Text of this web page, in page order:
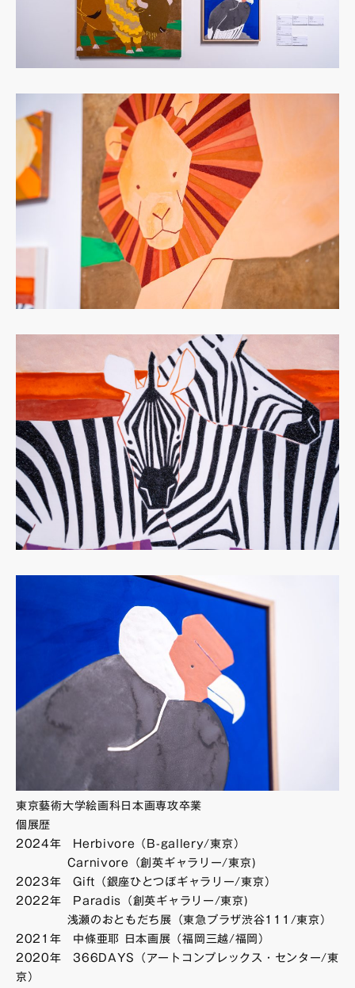
東京藝術大学絵画科日本画専攻卒業
個展歴
2024年 Herbivore（B-gallery/東京）
Carnivore（創英ギャラリー/東京)
2023年 Gift（銀座ひとつぼギャラリー/東京）
2022年 Paradis（創英ギャラリー/東京)
浅瀬のおともだち展（東急プラザ渋谷111/東京）​
2021年 中條亜耶 日本画展（福岡三越/福岡）
2020年 366DAYS（アートコンプレックス・センター/東
京）